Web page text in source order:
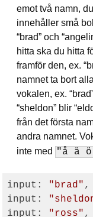
emot två namn,
innehåller små
“brad” och
hitta ska du hitta
framför den, ex.
namnet ta bort
vokalen, ex.
“sheldon” blir
från det första
andra namnet.
inte med "å ä
input: "brad" ,
input:
input:
"ross" ,